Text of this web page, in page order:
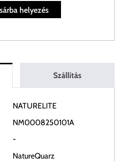
helyezés
Szállítás
NATURELITE
NM0008250101A
-
NatureQuarz